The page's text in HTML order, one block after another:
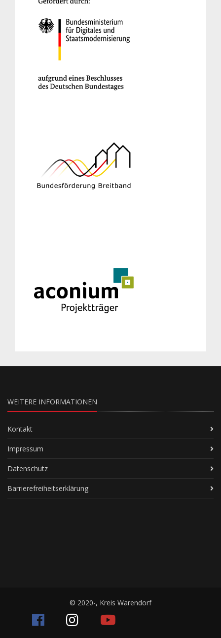
WEITERE INFORMATIONEN
Kontakt
Impressum
Datenschutz
Barrierefreiheitserklärung
© 2020-, Kreis Warendorf